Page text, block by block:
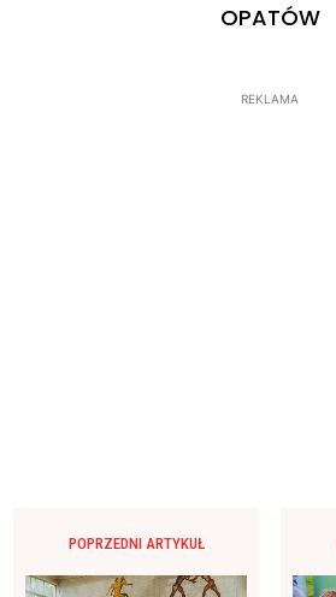
OPATÓW
REKLAMA
POPRZEDNI ARTYKUŁ